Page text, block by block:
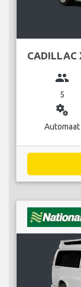
CADILLAC
group
5
miscellaneous_services
Automaat